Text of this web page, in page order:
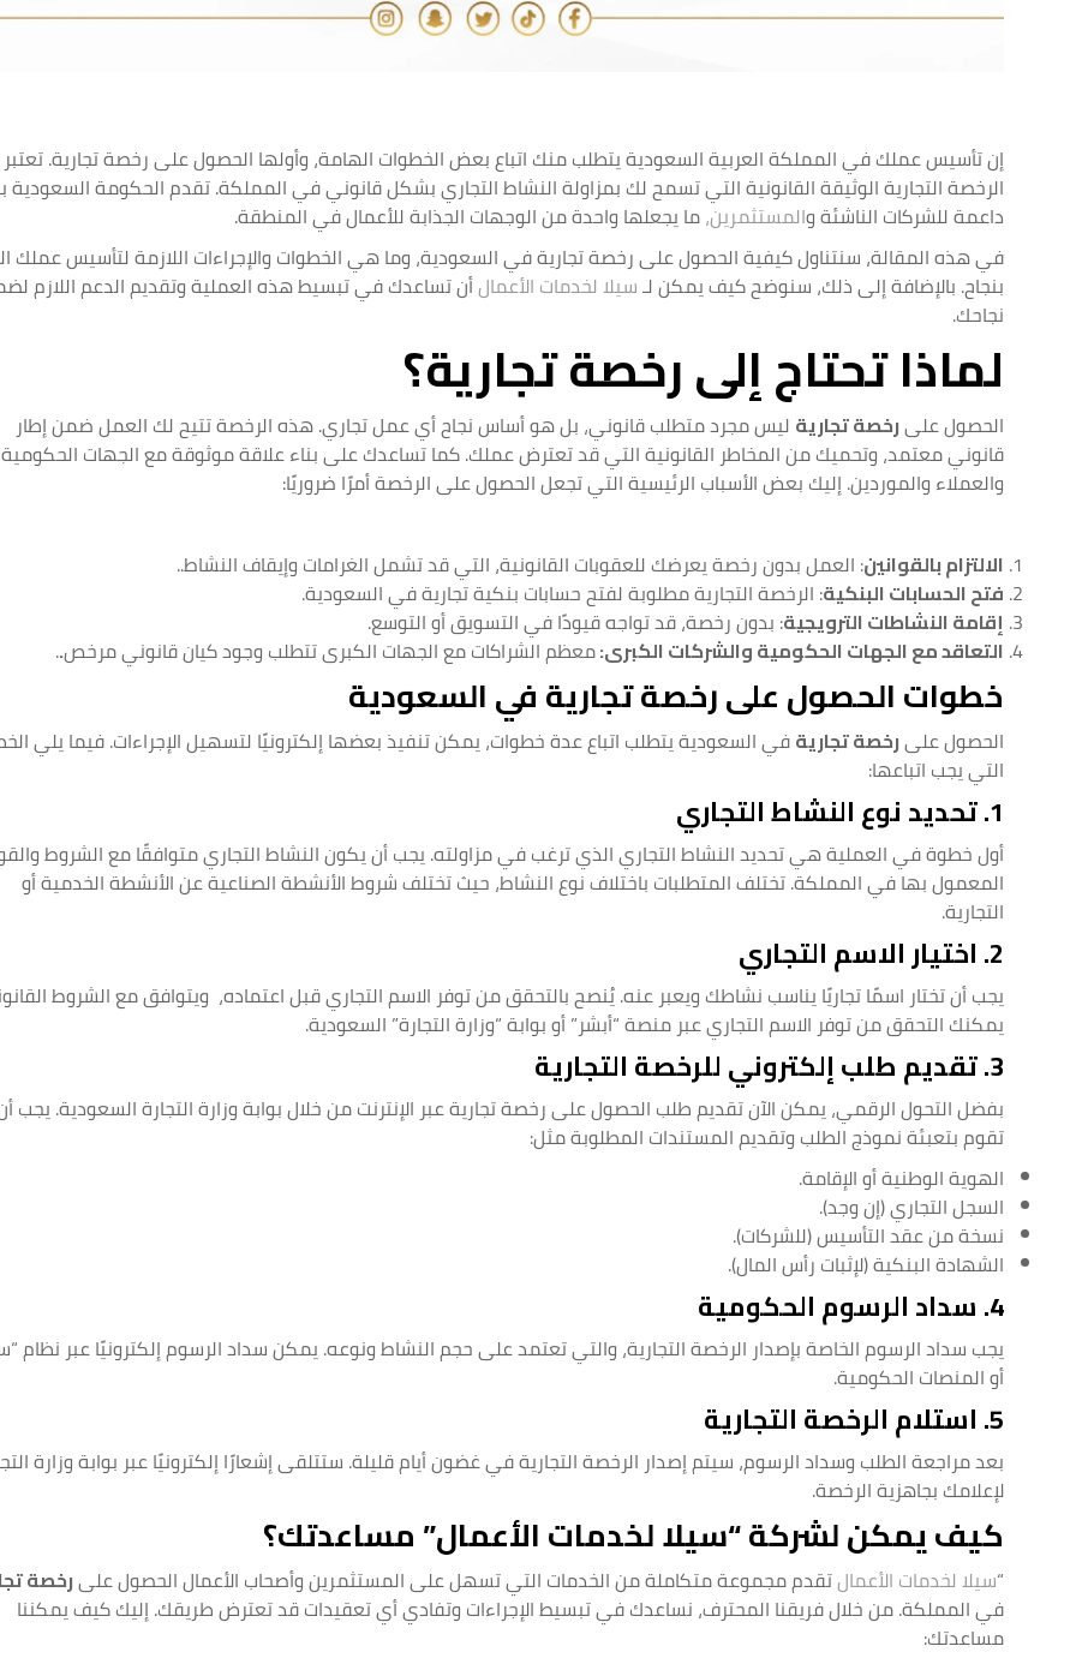
إن تأسيس عملك في المملكة العربية السعودية يتطلب منك اتباع بعض الخطوات الهامة، وأولها الحصول على رخصة تجارية. تعتبر
الرخصة التجارية الوثيقة القانونية التي تسمح لك بمزاولة النشاط التجاري بشكل قانوني في المملكة. تقدم الحكومة السعودية
داعمة للشركات الناشئة والمستثمرين،ما يجعلها واحدة من الوجهات الجذابة للأعمال في المنطقة.
في هذه المقالة، سنتناول كيفية الحصول على رخصة تجارية في السعودية، وما هي الخطوات والإجراءات اللازمة لتأسيس عملك
بنجاح. بالإضافة إلى ذلك، سنوضح كيف يمكن لـسيلا لخدمات الأعمالأن تساعدك في تبسيط هذه العملية وتقديم الدعم اللازم
نجاحك.
لماذا تحتاج إلى رخصة تجارية؟
الحصول علىرخصة تجارية ليس مجرد متطلب قانوني، بل هو أساس نجاح أي عمل تجاري. هذه الرخصة تتيح لك العمل ضمن إطار
قانوني معتمد، وتحميك من المخاطر القانونية التي قد تعترض عملك. كما تساعدك على بناء علاقة موثوقة مع الجهات الحكومية
والعملاء والموردين. إليك بعض الأسباب الرئيسية التي تجعل الحصول على الرخصة أمرًا ضروريًا:
الالتزام بالقوانين: العمل بدون رخصة يعرضك للعقوبات القانونية، التي قد تشمل الغرامات وإيقاف النشاط..
فتح الحسابات البنكية: الرخصة التجارية مطلوبة لفتح حسابات بنكية تجارية في السعودية.
إقامة النشاطات الترويجية: بدون رخصة، قد تواجه قيودًا في التسويق أو التوسع.
التعاقد مع الجهات الحكومية والشركات الكبرى:معظم الشراكات مع الجهات الكبرى تتطلب وجود كيان قانوني مرخص.
.
خطوات الحصول على رخصة تجارية في السعودية
الحصول علىرخصة تجاريةفي السعودية يتطلب اتباع عدة خطوات، يمكن تنفيذ بعضها إلكترونيًا لتسهيل الإجراءات. فيما يلي
التي يجب اتباعها:
1. تحديد نوع النشاط التجاري
أول خطوة في العملية هي تحديد النشاط التجاري الذي ترغب في مزاولته. يجب أن يكون النشاط التجاري متوافقًا مع الشروط
المعمول بها في المملكة. تختلف المتطلبات باختلاف نوع النشاط، حيث تختلف شروط الأنشطة الصناعية عن الأنشطة الخدمية أو
التجارية.
2. اختيار الاسم التجاري
يجب أن تختار اسمًا تجاريًا يناسب نشاطك ويعبر عنه. يُنصح بالتحقق من توفر الاسم التجاري قبل اعتماده، ويتوافق مع الشروط
يمكنك التحقق من توفر الاسم التجاري عبر منصة “أبشر” أو بوابة “وزارة التجارة” السعودية.
3. تقديم طلب إلكتروني للرخصة التجارية
بفضل التحول الرقمي، يمكن الآن تقديم طلب الحصول على رخصة تجارية عبر الإنترنت من خلال بوابة وزارة التجارة السعودية. يجب
تقوم بتعبئة نموذج الطلب وتقديم المستندات المطلوبة مثل:
الهوية الوطنية أو الإقامة.
السجل التجاري (إن وجد).
نسخة من عقد التأسيس (للشركات).
الشهادة البنكية (لإثبات رأس المال).
4. سداد الرسوم الحكومية
يجب سداد الرسوم الخاصة بإصدار الرخصة التجارية، والتي تعتمد على حجم النشاط ونوعه. يمكن سداد الرسوم إلكترونيًا عبر نظام
أو المنصات الحكومية.
5. استلام الرخصة التجارية
بعد مراجعة الطلب وسداد الرسوم، سيتم إصدار الرخصة التجارية في غضون أيام قليلة. ستتلقى إشعارًا إلكترونيًا عبر بوابة وزارة
لإعلامك بجاهزية الرخصة.
كيف يمكن لشركة “سيلا لخدمات الأعمال” مساعدتك؟
“سيلا لخدمات الأعمالتقدم مجموعة متكاملة من الخدمات التي تسهل على المستثمرين وأصحاب الأعمال الحصول علىرخصة
في المملكة. من خلال فريقنا المحترف، نساعدك في تبسيط الإجراءات وتفادي أي تعقيدات قد تعترض طريقك. إليك كيف يمكننا
مساعدتك: